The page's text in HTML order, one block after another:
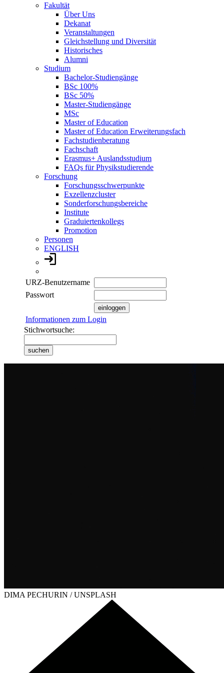
Fakultät
Über Uns
Dekanat
Veranstaltungen
Gleichstellung und Diversität
Historisches
Alumni
Studium
Bachelor-Studiengänge
BSc 100%
BSc 50%
Master-Studiengänge
MSc
Master of Education
Master of Education Erweiterungsfach
Fachstudienberatung
Fachschaft
Erasmus+ Auslandsstudium
FAQs für Physikstudierende
Forschung
Forschungsschwerpunkte
Exzellenzcluster
Sonderforschungsbereiche
Institute
Graduiertenkollegs
Promotion
Personen
ENGLISH
URZ-Benutzername
Passwort
Informationen zum Login
Stichwortsuche:
DIMA PECHURIN / UNSPLASH